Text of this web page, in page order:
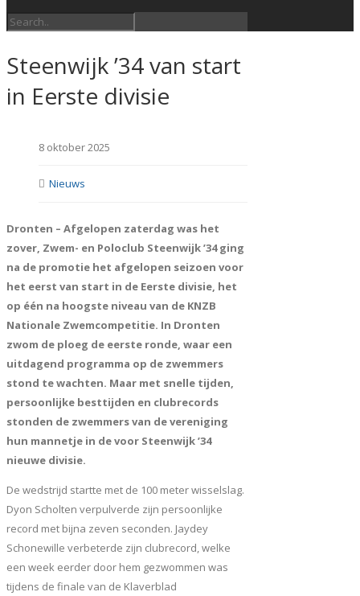
Steenwijk ’34 van start
in Eerste divisie
8 oktober 2025
Nieuws
Dronten – Afgelopen zaterdag was het
zover, Zwem- en Poloclub Steenwijk ’34 ging
na de promotie het afgelopen seizoen voor
het eerst van start in de Eerste divisie, het
op één na hoogste niveau van de KNZB
Nationale Zwemcompetitie. In Dronten
zwom de ploeg de eerste ronde, waar een
uitdagend programma op de zwemmers
stond te wachten. Maar met snelle tijden,
persoonlijke besttijden en clubrecords
stonden de zwemmers van de vereniging
hun mannetje in de voor Steenwijk ’34
nieuwe divisie.
De wedstrijd startte met de 100 meter wisselslag.
Dyon Scholten verpulverde zijn persoonlijke
record met bijna zeven seconden. Jaydey
Schonewille verbeterde zijn clubrecord, welke
een week eerder door hem gezwommen was
tijdens de finale van de Klaverblad